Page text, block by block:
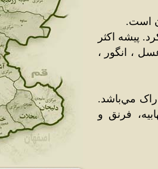
پيشه اکثر
، انگور ،
کيلومتري خمين_اراک مي‌باشد.
فرنق و